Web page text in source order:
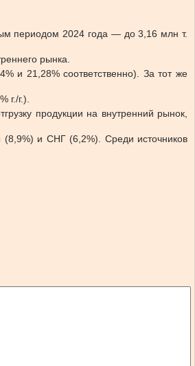
периодом 2024 года — до 3,16 млн т.
рынка.
и 21,28% соответственно). За тот же
г./г.).
продукции на внутренний рынок,
(8,9%) и СНГ (6,2%). Среди источников